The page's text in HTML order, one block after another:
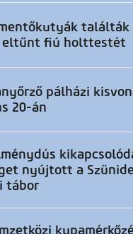
találták
eltűnt fiú holttestét
pálházi
20-án
nyújtott a
tábor